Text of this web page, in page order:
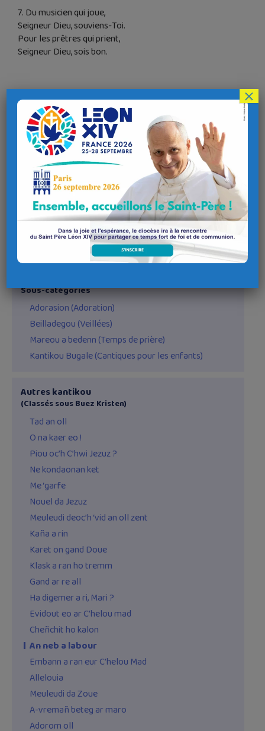
7. Du musicien qui joue,
Seigneur Dieu, souviens-Toi.
Pour les prêtres qui prient,
Seigneur Dieu, sois bon.
Téléchargements
Piste 06
An_neb_a_labour
Sous-catégories
Adorasion (Adoration)
Beilladegou (Veillées)
Mareou a bedenn (Temps de prière)
Kantikou Bugale (Cantiques pour les enfants)
Autres kantikou
(Classés sous Buez Kristen)
Tad an oll
O na kaer eo !
Piou oc’h C’hwi Jezuz ?
Ne kondaonan ket
Me ‘garfe
Nouel da Jezuz
Meuleudi deoc’h ‘vid an oll zent
Kaña a rin
Karet on gand Doue
Klask a ran ho tremm
Gand ar re all
Ha digemer a ri, Mari ?
Evidout eo ar C’helou mad
Cheñchit ho kalon
An neb a labour
Embann a ran eur C’helou Mad
Allelouia
Meuleudi da Zoue
A-vremañ beteg ar maro
Adorom oll
×